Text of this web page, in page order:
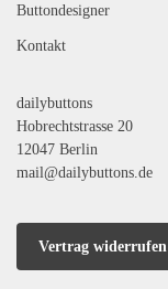
Buttondesigner
Kontakt
dailybuttons
Hobrechtstrasse 20
12047 Berlin
mail@dailybuttons.de
Vertrag widerrufen